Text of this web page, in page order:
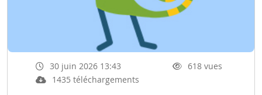
30 juin 2026 13:43
618 vues
1435 téléchargements